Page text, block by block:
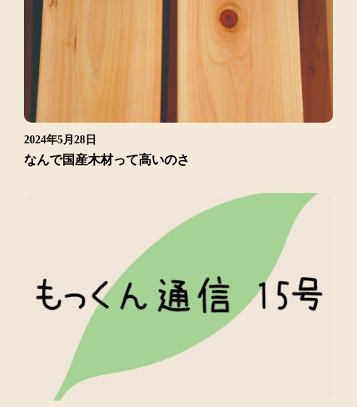
2024年5月28日
なんで国産木材って高いのさ